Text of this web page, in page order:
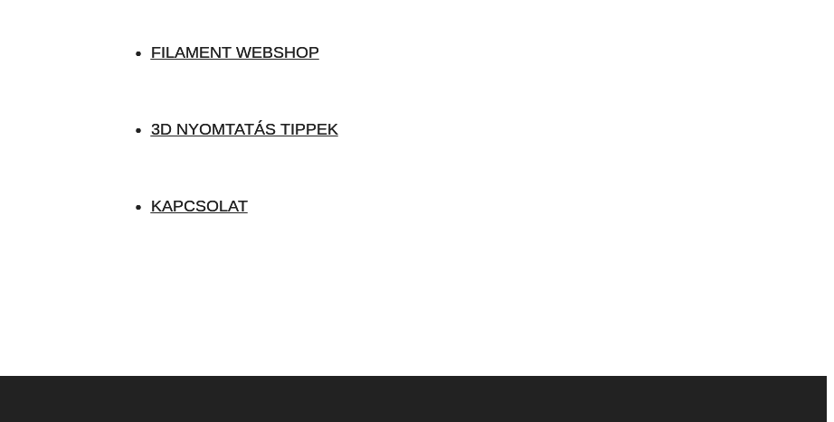
FILAMENT WEBSHOP
3D NYOMTATÁS TIPPEK
KAPCSOLAT
FILAMENT WEBSHOP
3D NYOMTATÁS TIPPEK
KAPCSOLAT